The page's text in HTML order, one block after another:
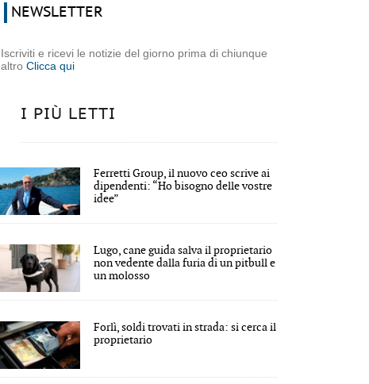
NEWSLETTER
Iscriviti e ricevi le notizie del giorno prima di chiunque
altroClicca qui
I PIÙ LETTI
Ferretti Group, il nuovo ceo scrive ai
dipendenti: “Ho bisogno delle vostre
idee”
Lugo, cane guida salva il proprietario
non vedente dalla furia di un pitbull e
un molosso
Forlì, soldi trovati in strada: si cerca il
proprietario